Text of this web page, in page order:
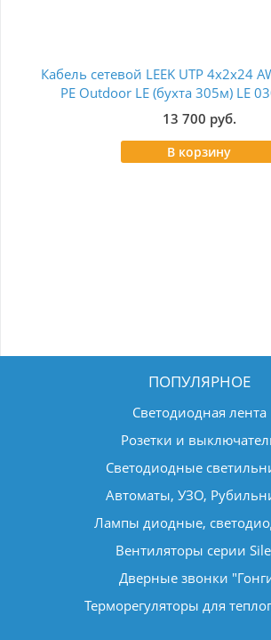
Кабель сетевой LEEK UTP 4x2x24
PE Outdoor LE (бухта 305м) LE
13 700 руб.
В корзину
ПОПУЛЯРНОЕ
Светодиодная лента
Розетки и
Светодиодные
Автоматы, УЗО,
Лампы диодные,
Вентиляторы серии
Дверные звонки
Терморегуляторы для